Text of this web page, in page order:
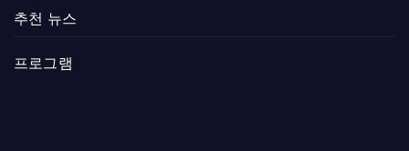
추천 뉴스
프로그램